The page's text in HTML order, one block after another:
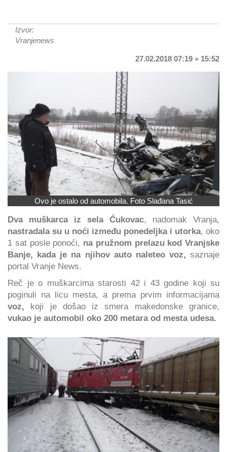
Izvor:
Vranjenews
27.02.2018 07:19 » 15:52
Ovo je ostalo od automobila. Foto Slađana Tasić
Dva muškarca iz sela Ćukovac, nadomak Vranja,
nastradala su u noći između ponedeljka i utorka, oko
1 sat posle ponoći, na pružnom prelazu kod Vranjske
Banje, kada je na njihov auto naleteo voz, saznaje
portal Vranje News.
Reč je o muškarcima starosti 42 i 43 godine koji su
poginuli na licu mesta, a prema prvim informacijama
voz, koji je došao iz smera makedonske granice,
vukao je automobil oko 200 metara od mesta udesa.